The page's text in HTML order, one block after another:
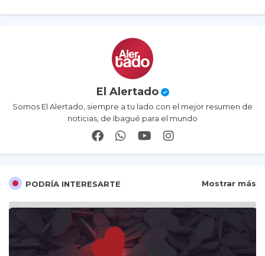
El Alertado
Somos El Alertado, siempre a tu lado con el mejor resumen de
noticias, de Ibagué para el mundo
PODRÍA INTERESARTE Mostrar más